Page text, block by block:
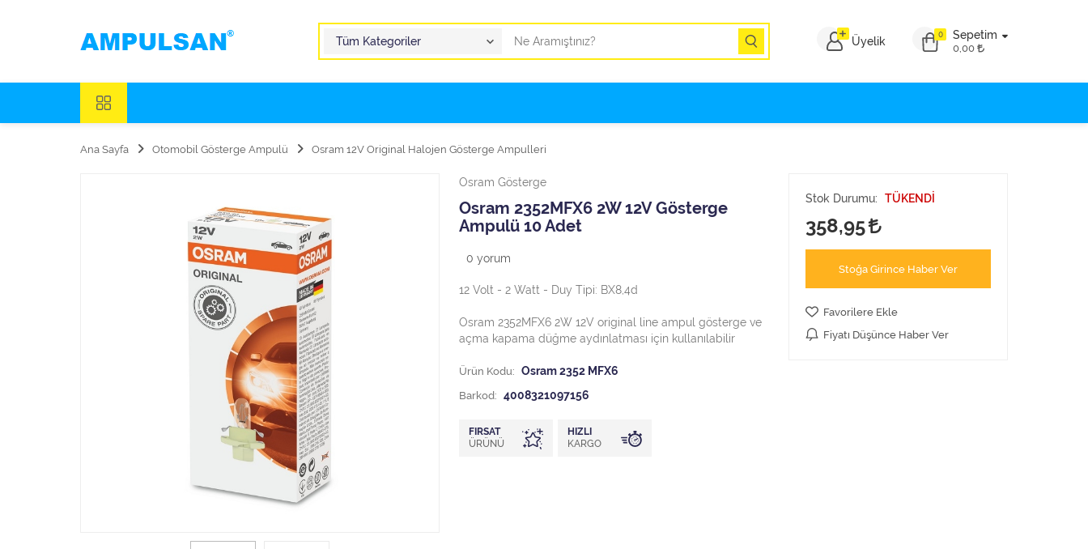
0 Sepetim
0,00
Üyelik
Ana Sayfa Otomobil Gösterge Ampulü Osram 12V Original Halojen Gösterge Ampulleri
Osram Gösterge
Osram 2352MFX6 2W 12V Gösterge
Ampulü 10 Adet
0 yorum
12 Volt - 2 Watt - Duy Tipi: BX8,4d
Osram 2352MFX6 2W 12V original line ampul gösterge ve
açma kapama düğme aydınlatması için kullanılabilir
Ürün Kodu: Osram 2352 MFX6
Barkod: 4008321097156
FIRSAT
ÜRÜNÜ
HIZLI
KARGO
Stok Durumu: TÜKENDİ
358,95
Stoğa Girince Haber Ver
Favorilere Ekle
Fiyatı Düşünce Haber Ver